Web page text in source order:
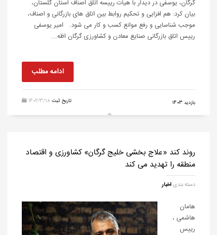
گرگان، یوسفی در دیدار با هیات رییسه اتاق اصناف استان گلستان،
بیان کرد: هم افزایی و تحکیم روابط بین اتاق های بازرگانی و اصناف،
موجب شناسایی و رفع موانع کسب و کار می شود. امیر یوسفی
رییس اتاق بازرگانی صنایع معادن و کشاورزی گرگان اظه...
ادامه مطلب
1402/3/18 تاریخ ثبت بازدید 1403
روند کند «علاج بخشی خلیج گرگان» کشاورزی و اقتصاد
منطقه را تهدید می کند
دسته بندیاخبار
هامان
هاشمی ،
رییس